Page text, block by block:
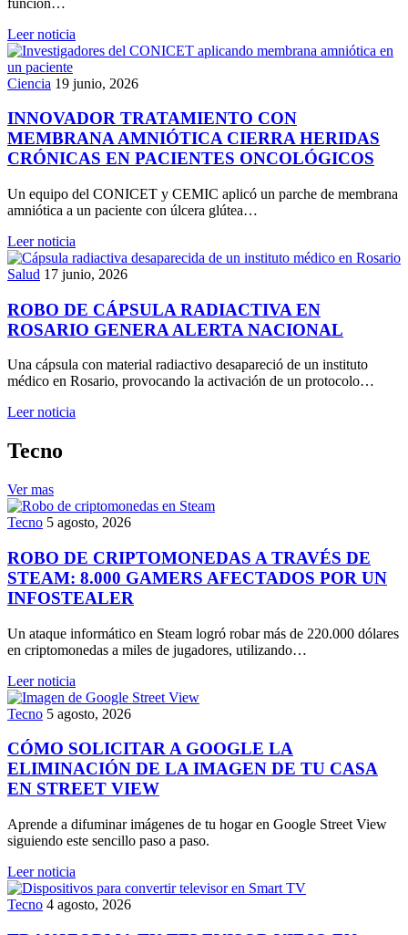
Leer noticia
Ciencia 19 junio, 2026
INNOVADOR TRATAMIENTO CON
MEMBRANA AMNIÓTICA CIERRA HERIDAS
CRÓNICAS EN PACIENTES ONCOLÓGICOS
Un equipo del CONICET y CEMIC aplicó un parche de membrana
amniótica a un paciente con úlcera glútea…
Leer noticia
Salud 17 junio, 2026
ROBO DE CÁPSULA RADIACTIVA EN
ROSARIO GENERA ALERTA NACIONAL
Una cápsula con material radiactivo desapareció de un instituto
médico en Rosario, provocando la activación de un protocolo…
Leer noticia
Tecno
Ver mas
Tecno 5 agosto, 2026
ROBO DE CRIPTOMONEDAS A TRAVÉS DE
STEAM: 8.000 GAMERS AFECTADOS POR UN
INFOSTEALER
Un ataque informático en Steam logró robar más de 220.000 dólares
en criptomonedas a miles de jugadores, utilizando…
Leer noticia
Tecno 5 agosto, 2026
CÓMO SOLICITAR A GOOGLE LA
ELIMINACIÓN DE LA IMAGEN DE TU CASA
EN STREET VIEW
Aprende a difuminar imágenes de tu hogar en Google Street View
siguiendo este sencillo paso a paso.
Leer noticia
Tecno 4 agosto, 2026